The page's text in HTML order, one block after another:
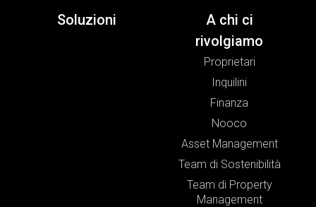
Soluzioni
A chi ci
rivolgiamo
Proprietari
Inquilini
Finanza
Nooco
Asset Management
Team di Sostenibilità
Team di Property
Management